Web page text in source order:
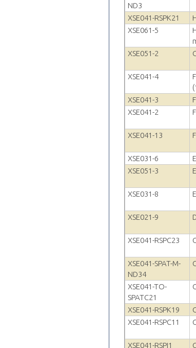
ND3
XSE041-RSPK21
XSE061-5
XSE051-2
XSE041-4
XSE041-3
XSE041-2
XSE041-13
XSE031-6
XSE051-3
XSE031-8
XSE021-9
XSE041-RSPC23
XSE041-SPAT-M-
ND34
XSE041-TO-
SPATC21
XSE041-RSPK19
XSE041-RSPC11
XSE041-RSPI1